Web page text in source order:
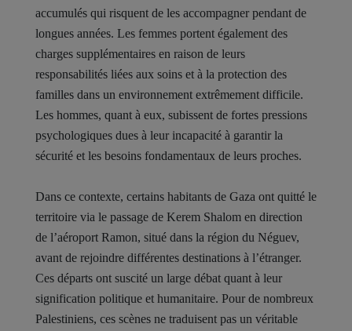
accumulés qui risquent de les accompagner pendant de
longues années. Les femmes portent également des
charges supplémentaires en raison de leurs
responsabilités liées aux soins et à la protection des
familles dans un environnement extrêmement difficile.
Les hommes, quant à eux, subissent de fortes pressions
psychologiques dues à leur incapacité à garantir la
sécurité et les besoins fondamentaux de leurs proches.
Dans ce contexte, certains habitants de Gaza ont quitté le
territoire via le passage de Kerem Shalom en direction
de l’aéroport Ramon, situé dans la région du Néguev,
avant de rejoindre différentes destinations à l’étranger.
Ces départs ont suscité un large débat quant à leur
signification politique et humanitaire. Pour de nombreux
Palestiniens, ces scènes ne traduisent pas un véritable